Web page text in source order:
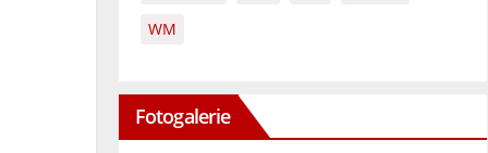
WM
Fotogalerie